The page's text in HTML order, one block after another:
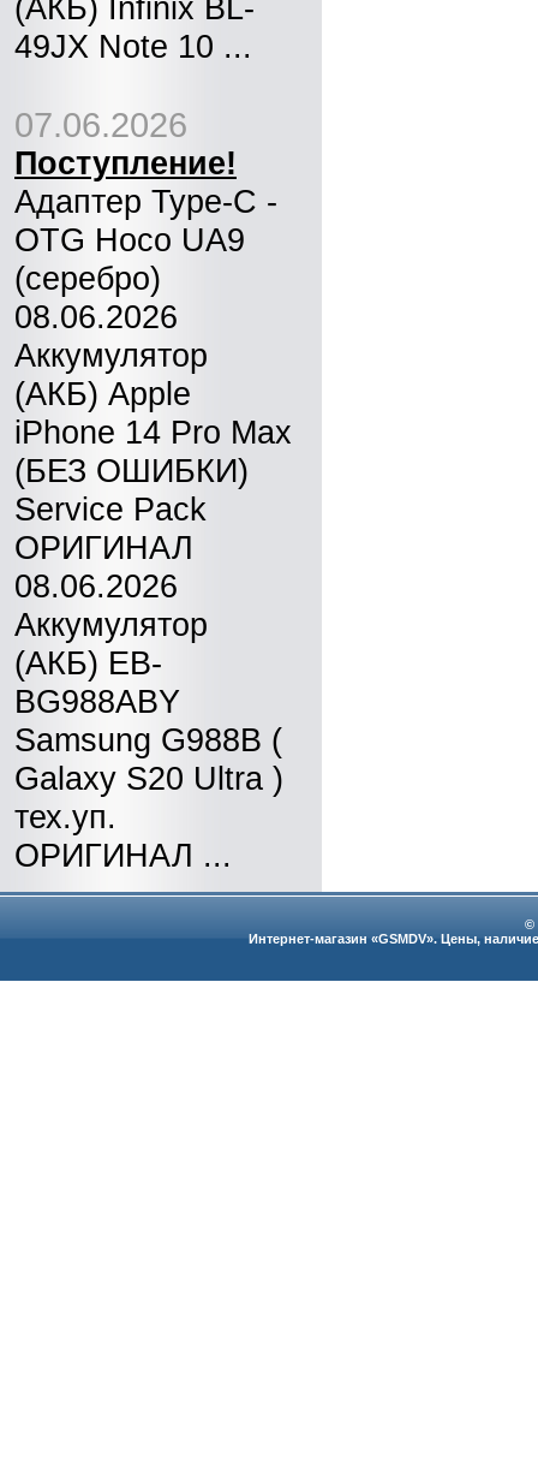
(АКБ) Infinix BL-
49JX Note 10 ...
07.06.2026
Поступление!
Адаптер Type-C -
OTG Hoco UA9
(серебро)
08.06.2026
Аккумулятор
(АКБ) Apple
iPhone 14 Pro Max
(БЕЗ ОШИБКИ)
Service Pack
ОРИГИНАЛ
08.06.2026
Аккумулятор
(АКБ) EB-
BG988ABY
Samsung G988B (
Galaxy S20 Ultra )
тех.уп.
ОРИГИНАЛ ...
©
Интернет-магазин «GSMDV». Цены,